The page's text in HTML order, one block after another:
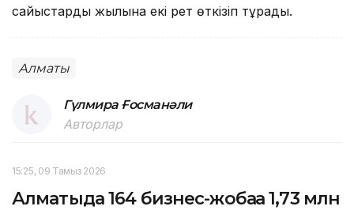
сайыстарды жылына екі рет өткізіп тұрады.
Алматы
Гүлмира Ғосманәли
Авторлар
15:25, 09 Тамыз 2026
Алматыда 164 бизнес-жобаға 1,73 млн